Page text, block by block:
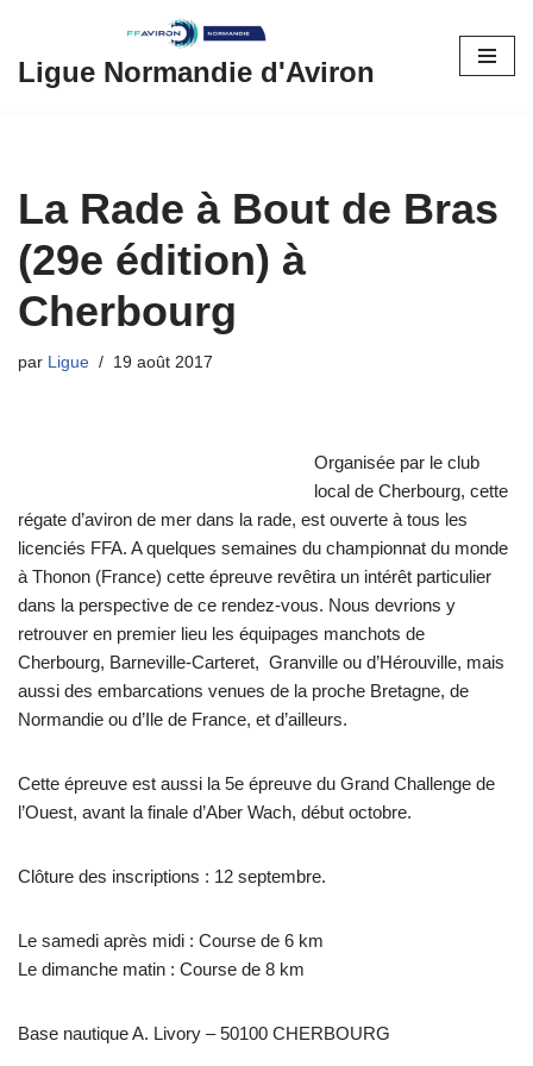
Aller
Ligue Normandie d'Aviron
La Rade à Bout de Bras
(29e édition) à
Cherbourg
par Ligue 19 août 2017
Organisée par le club
local de Cherbourg, cette
régate d’aviron de mer dans la rade, est ouverte à tous les
licenciés FFA. A quelques semaines du championnat du monde
à Thonon (France) cette épreuve revêtira un intérêt particulier
dans la perspective de ce rendez-vous. Nous devrions y
retrouver en premier lieu les équipages manchots de
Cherbourg, Barneville-Carteret, Granville ou d’Hérouville, mais
aussi des embarcations venues de la proche Bretagne, de
Normandie ou d’Ile de France, et d’ailleurs.
Cette épreuve est aussi la 5e épreuve du Grand Challenge de
l’Ouest, avant la finale d’Aber Wach, début octobre.
Clôture des inscriptions : 12 septembre.
Le samedi après midi : Course de 6 km
Le dimanche matin : Course de 8 km
Base nautique A. Livory – 50100 CHERBOURG